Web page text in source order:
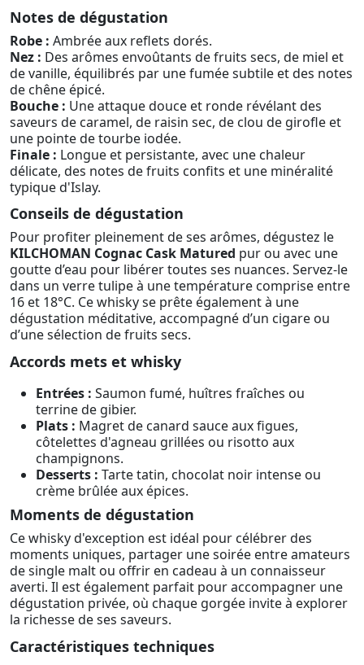
Notes de dégustation
Robe : Ambrée aux reflets dorés.
Nez : Des arômes envoûtants de fruits secs, de miel et
de vanille, équilibrés par une fumée subtile et des notes
de chêne épicé.
Bouche : Une attaque douce et ronde révélant des
saveurs de caramel, de raisin sec, de clou de girofle et
une pointe de tourbe iodée.
Finale : Longue et persistante, avec une chaleur
délicate, des notes de fruits confits et une minéralité
typique d'Islay.
Conseils de dégustation
Pour profiter pleinement de ses arômes, dégustez le
KILCHOMAN Cognac Cask Matured pur ou avec une
goutte d’eau pour libérer toutes ses nuances. Servez-le
dans un verre tulipe à une température comprise entre
16 et 18°C. Ce whisky se prête également à une
dégustation méditative, accompagné d’un cigare ou
d’une sélection de fruits secs.
Accords mets et whisky
Entrées : Saumon fumé, huîtres fraîches ou
terrine de gibier.
Plats : Magret de canard sauce aux figues,
côtelettes d'agneau grillées ou risotto aux
champignons.
Desserts : Tarte tatin, chocolat noir intense ou
crème brûlée aux épices.
Moments de dégustation
Ce whisky d'exception est idéal pour célébrer des
moments uniques, partager une soirée entre amateurs
de single malt ou offrir en cadeau à un connaisseur
averti. Il est également parfait pour accompagner une
dégustation privée, où chaque gorgée invite à explorer
la richesse de ses saveurs.
Caractéristiques techniques